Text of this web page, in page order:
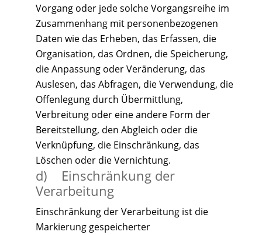
Vorgang oder jede solche Vorgangsreihe im
Zusammenhang mit personenbezogenen
Daten wie das Erheben, das Erfassen, die
Organisation, das Ordnen, die Speicherung,
die Anpassung oder Veränderung, das
Auslesen, das Abfragen, die Verwendung, die
Offenlegung durch Übermittlung,
Verbreitung oder eine andere Form der
Bereitstellung, den Abgleich oder die
Verknüpfung, die Einschränkung, das
Löschen oder die Vernichtung.
d) Einschränkung der
Verarbeitung
Einschränkung der Verarbeitung ist die
Markierung gespeicherter